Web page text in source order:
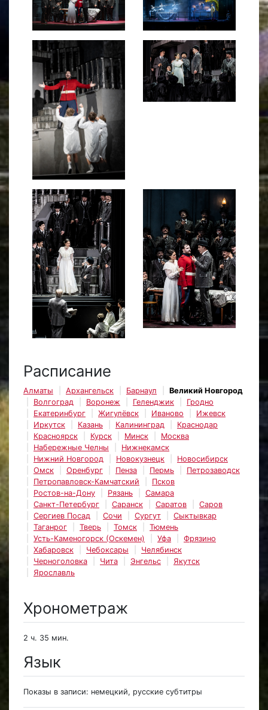
Расписание
Алматы Архангельск Барнаул
Великий Новгород
Волгоград
Воронеж Геленджик
Гродно
Екатеринбург
Жигулёвск Иваново
Ижевск
Иркутск
Казань Калининград
Краснодар
Красноярск
Курск Минск
Москва
Набережные Челны
Нижнекамск
Нижний Новгород
Новокузнецк
Новосибирск
Омск
Оренбург Пенза Пермь
Петрозаводск
Петропавловск-Камчатский
Псков
Ростов-на-Дону
Рязань
Самара
Санкт-Петербург
Саранск Саратов
Саров
Сергиев Посад
Сочи Сургут
Сыктывкар
Таганрог
Тверь Томск
Тюмень
Усть-Каменогорск (Оскемен)
Уфа
Фрязино
Хабаровск
Чебоксары
Челябинск
Черноголовка
Чита Энгельс
Якутск
Ярославль
Хронометраж
2 ч. 35 мин.
Язык
Показы в записи: немецкий, русские субтитры